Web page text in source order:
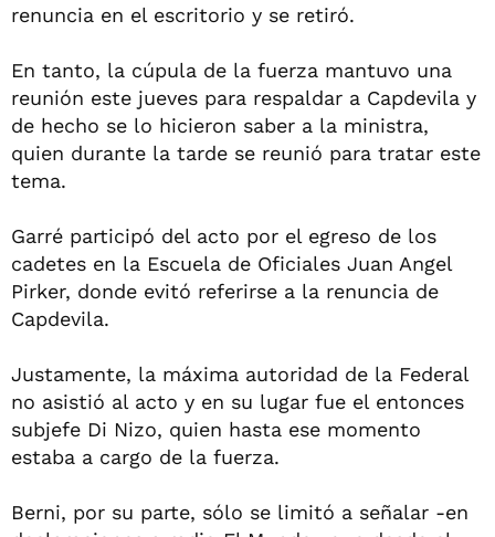
renuncia en el escritorio y se retiró.
En tanto, la cúpula de la fuerza mantuvo una
reunión este jueves para respaldar a Capdevila y
de hecho se lo hicieron saber a la ministra,
quien durante la tarde se reunió para tratar este
tema.
Garré participó del acto por el egreso de los
cadetes en la Escuela de Oficiales Juan Angel
Pirker, donde evitó referirse a la renuncia de
Capdevila.
Justamente, la máxima autoridad de la Federal
no asistió al acto y en su lugar fue el entonces
subjefe Di Nizo, quien hasta ese momento
estaba a cargo de la fuerza.
Berni, por su parte, sólo se limitó a señalar -en